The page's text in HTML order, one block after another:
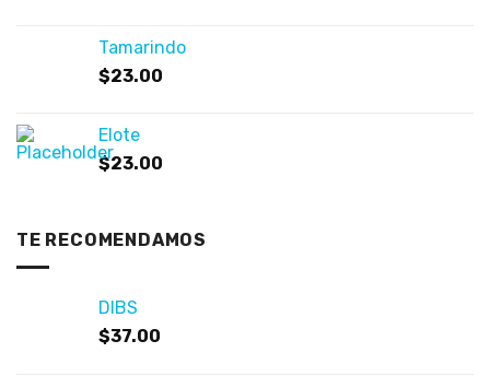
Tamarindo
$23.00
Elote
$23.00
TE RECOMENDAMOS
DIBS
$37.00